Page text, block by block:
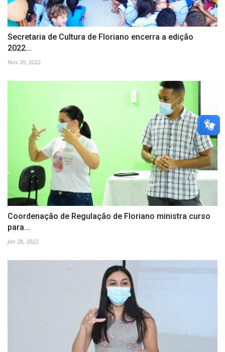
Secretaria de Cultura de Floriano encerra a edição
2022...
Nov 29, 2022
Coordenação de Regulação de Floriano ministra curso
para...
Jan 28, 2022